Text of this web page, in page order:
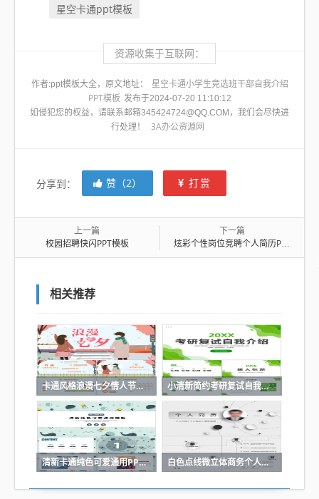
星空卡通ppt模板
资源收集于互联网：
作者:ppt模板大全，原文地址：
星空卡通小学生竞选班干部自我介绍
PPT模板 发布于2024-07-20 11:10:12
如侵犯您的权益，请联系邮箱345424724@QQ.COM，我们会尽快进
行处理！
3A办公资源网
分享到： 赞（2） 打赏
上一篇
校园招聘快闪PPT模板
下一篇
炫彩个性岗位竞聘个人简历PPT模板
相关推荐
卡通风格浪漫七夕情人节活动策划PP 小清新简约考研复试自我介绍研究成
清新卡通纯色可爱通用PPT模板 白色点线微立体商务个人求职竞聘简